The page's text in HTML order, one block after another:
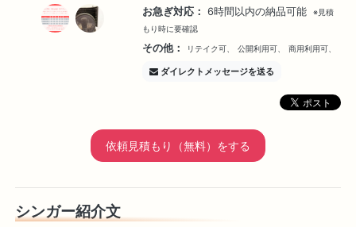
お急ぎ対応： 6時間以内の納品可能
※見積
もり時に要確認
その他： リテイク可、 公開利用可、 商用利用可、
ダイレクトメッセージを送る
依頼見積もり（無料）をする
シンガー紹介文